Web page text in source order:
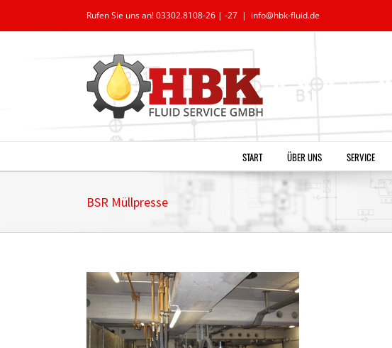
springen
Rufen Sie uns an! 03302.8108-26 | -27 | info@hbk-fluid.de
START ÜBER UNS SERVICE
BSR Müllpresse